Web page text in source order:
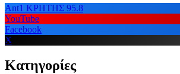
Ant1 ΚΡΗΤΗΣ 95.8
YouTube
Facebook
X
Κατηγορίες